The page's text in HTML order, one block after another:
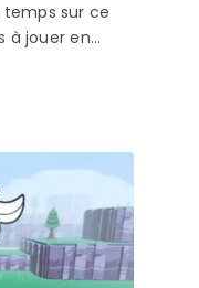
temps sur ce
à jouer en…